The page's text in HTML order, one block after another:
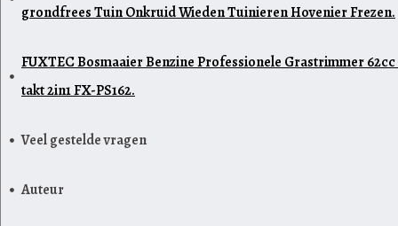
grondfrees Tuin Onkruid Wieden Tuinieren Hovenier Frezen.
FUXTEC Bosmaaier Benzine Professionele Grastrimmer
takt 2in1 FX-PS162.
Veel gestelde vragen
Auteur